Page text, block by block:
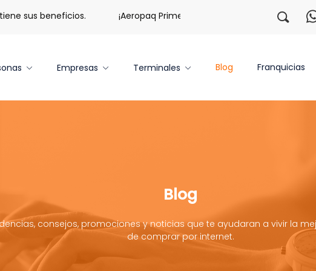
sus beneficios. ¡Aeropaq Prime TE DA MÁS! ¡Regístrate
Empresas Terminales Blog Franquicias
Blog
consejos, promociones y noticias que te ayudaran a vivir la
de comprar por internet.